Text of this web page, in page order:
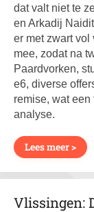
dat valt niet te
en Arkadij
er met zwart vol
mee, zodat na
Paardvorken,
e6, diverse
remise, wat
analyse.
Lees meer >
Vlissingen: